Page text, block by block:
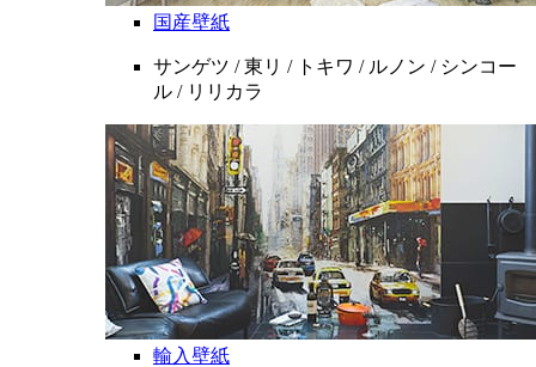
国産壁紙
サンゲツ / 東リ / トキワ / ルノン / シンコー
ル / リリカラ
輸入壁紙